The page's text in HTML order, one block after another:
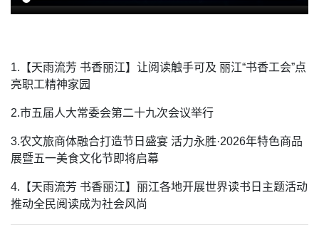
1.【天雨流芳 书香丽江】让阅读触手可及 丽江“书香工会”点
亮职工精神家园
2.市五届人大常委会第二十九次会议举行
3.农文旅商体融合打造节日盛宴 活力永胜·2026年特色商品
展暨五一美食文化节即将启幕
4.【天雨流芳 书香丽江】丽江各地开展世界读书日主题活动
推动全民阅读成为社会风尚